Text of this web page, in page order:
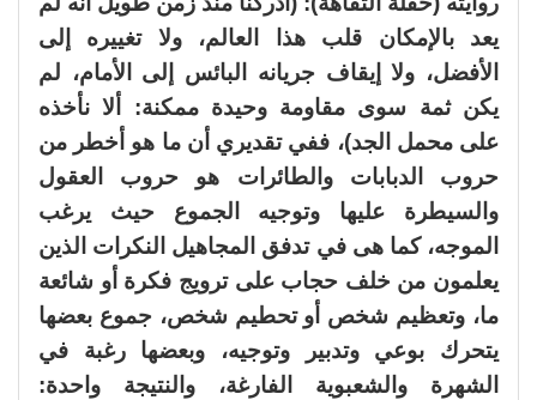
يعد بالإمكان قلب هذا العالم، ولا تغييره إلى
الأفضل، ولا إيقاف جريانه البائس إلى الأمام، لم
يكن ثمة سوى مقاومة وحيدة ممكنة: ألا نأخذه
على محمل الجد)، ففي تقديري أن ما هو أخطر من
حروب الدبابات والطائرات هو حروب العقول
والسيطرة عليها وتوجيه الجموع حيث يرغب
الموجه، كما هى في تدفق المجاهيل النكرات الذين
يعلمون من خلف حجاب على ترويج فكرة أو شائعة
ما، وتعظيم شخص أو تحطيم شخص، جموع بعضها
يتحرك بوعي وتدبير وتوجيه، وبعضها رغبة في
الشهرة والشعبوية الفارغة، والنتيجة واحدة: